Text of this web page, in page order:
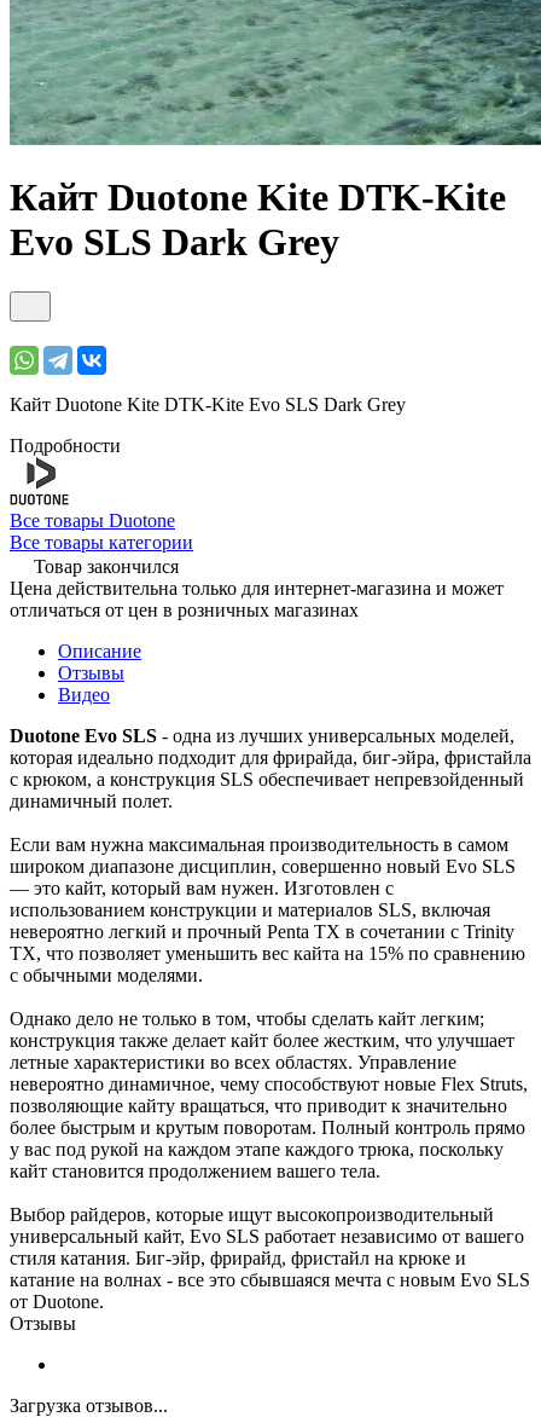
Кайт Duotone Kite DTK-Kite
Evo SLS Dark Grey
Кайт Duotone Kite DTK-Kite Evo SLS Dark Grey
Подробности
Все товары Duotone
Все товары категории
Товар закончился
Цена действительна только для интернет-магазина и может
отличаться от цен в розничных магазинах
Описание
Отзывы
Видео
Duotone Evo SLS - одна из лучших универсальных моделей,
которая идеально подходит для фрирайда, биг-эйра, фристайла
с крюком, а конструкция SLS обеспечивает непревзойденный
динамичный полет.
Если вам нужна максимальная производительность в самом
широком диапазоне дисциплин, совершенно новый Evo SLS
— это кайт, который вам нужен. Изготовлен с
использованием конструкции и материалов SLS, включая
невероятно легкий и прочный Penta TX в сочетании с Trinity
TX, что позволяет уменьшить вес кайта на 15% по сравнению
с обычными моделями.
Однако дело не только в том, чтобы сделать кайт легким;
конструкция также делает кайт более жестким, что улучшает
летные характеристики во всех областях. Управление
невероятно динамичное, чему способствуют новые Flex Struts,
позволяющие кайту вращаться, что приводит к значительно
более быстрым и крутым поворотам. Полный контроль прямо
у вас под рукой на каждом этапе каждого трюка, поскольку
кайт становится продолжением вашего тела.
Выбор райдеров, которые ищут высокопроизводительный
универсальный кайт, Evo SLS работает независимо от вашего
стиля катания. Биг-эйр, фрирайд, фристайл на крюке и
катание на волнах - все это сбывшаяся мечта с новым Evo SLS
от Duotone.
Отзывы
Загрузка отзывов...